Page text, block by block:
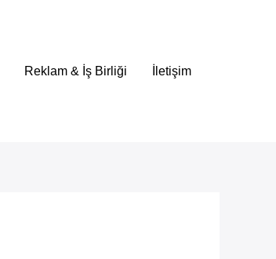
Reklam & İş Birliği İletişim